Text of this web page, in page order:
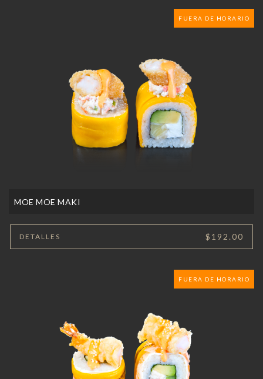
FUERA DE HORARIO
MOE MOE MAKI
DETALLES $192.00
FUERA DE HORARIO